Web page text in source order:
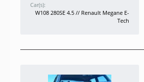
Car(s)
W108 280SE 4.5 // Renault Megane E-
Tech